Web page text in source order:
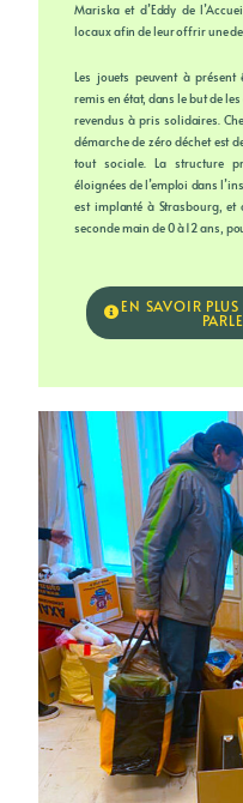
Mariska et d’Eddy de
locaux afin de leur offrir une
Les jouets peuvent à présent
remis en état, dans le but de
revendus à pris solidaires.
démarche de zéro déchet est
tout sociale. La structure
éloignées de l’emploi dans
est implanté à Strasbourg, et
seconde main de 0 à 12 ans,
EN SAVOIR